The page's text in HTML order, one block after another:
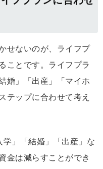
せないのが、ライフプ
ことです。ライフプラ
婚」「出産」「マイホ
テップに合わせて考え
」「結婚」「出産」な
金は減らすことができ